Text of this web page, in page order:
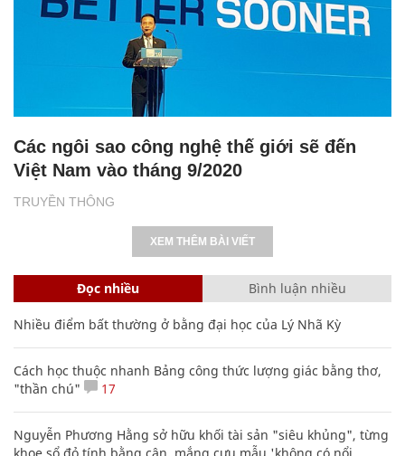
TRUYỀN THÔNG
Các ngôi sao công nghệ thế giới sẽ đến
Việt Nam vào tháng 9/2020
XEM THÊM BÀI VIẾT
Đọc nhiều Bình luận nhiều
Nhiều điểm bất thường ở bằng đại học của Lý Nhã Kỳ
Cách học thuộc nhanh Bảng công thức lượng giác bằng thơ,
"thần chú"
17
Nguyễn Phương Hằng sở hữu khối tài sản "siêu khủng", từng
khoe sổ đỏ tính bằng cân, mắng cựu mẫu 'không có nổi